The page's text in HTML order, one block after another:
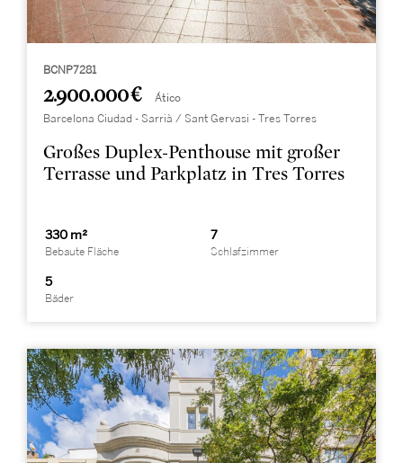
BCNP7281
2.900.000 € Ático
Barcelona Ciudad - Sarrià / Sant Gervasi - Tres Torres
Großes Duplex-Penthouse mit großer
Terrasse und Parkplatz in Tres Torres
330 m²
Bebaute Fläche
7
Schlafzimmer
5
Bäder